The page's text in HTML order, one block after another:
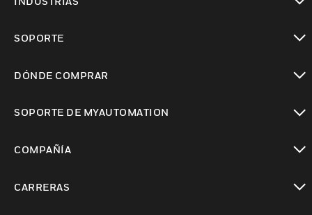
SOPORTE
DÓNDE COMPRAR
SOPORTE DE MYAUTOMATION
COMPAÑÍA
CARRERAS